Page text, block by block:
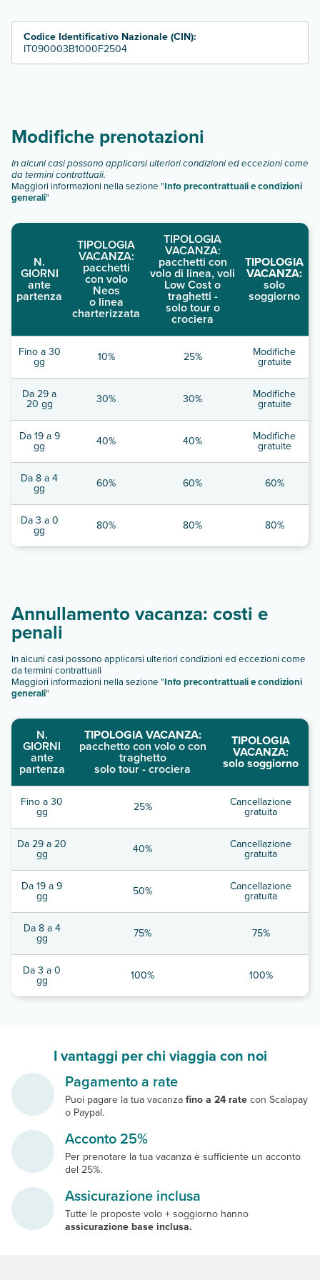
Codice Identificativo Nazionale (CIN):
IT090003B1000F2504
Modifiche prenotazioni
In alcuni casi possono applicarsi ulteriori condizioni ed eccezioni come
da termini contrattuali.
Maggiori informazioni nella sezione "Info precontrattuali e condizioni
generali"
N.
GIORNI
ante
partenza
TIPOLOGIA
VACANZA:
pacchetti
con volo
Neos
o linea
charterizzata
TIPOLOGIA
VACANZA:
pacchetti con
volo di linea, voli
Low Cost o
traghetti -
solo tour o
crociera
TIPOLOGIA
VACANZA:
solo
soggiorno
Fino a 30
gg 10% 25% Modifiche
gratuite
Da 29 a
20 gg 30% 30% Modifiche
gratuite
Da 19 a 9
gg 40% 40% Modifiche
gratuite
Da 8 a 4
gg 60% 60% 60%
Da 3 a 0
gg 80% 80% 80%
Annullamento vacanza: costi e
penali
In alcuni casi possono applicarsi ulteriori condizioni ed eccezioni come
da termini contrattuali
Maggiori informazioni nella sezione "Info precontrattuali e condizioni
generali"
N.
GIORNI
ante
partenza
TIPOLOGIA VACANZA:
pacchetto con volo o con
traghetto
solo tour - crociera
TIPOLOGIA
VACANZA:
solo soggiorno
Fino a 30
gg 25% Cancellazione
gratuita
Da 29 a 20
gg 40% Cancellazione
gratuita
Da 19 a 9
gg 50% Cancellazione
gratuita
Da 8 a 4
gg 75% 75%
Da 3 a 0
gg 100% 100%
I vantaggi per chi viaggia con noi
Pagamento a rate
Puoi pagare la tua vacanzafino a 24 ratecon Scalapay
o Paypal.
Acconto 25%
Per prenotare la tua vacanza è sufficiente un acconto
del 25%.
Assicurazione inclusa
Tutte le proposte volo + soggiorno hanno
assicurazione base inclusa.